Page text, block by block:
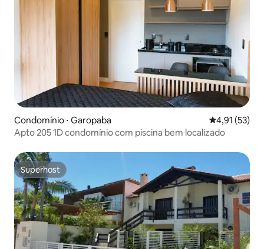
Condomínio ⋅ Garopaba 4,91 de uma
4,91 (53)
Apto 205 1D condomínio com piscina bem localizado
Superhost
Superhost